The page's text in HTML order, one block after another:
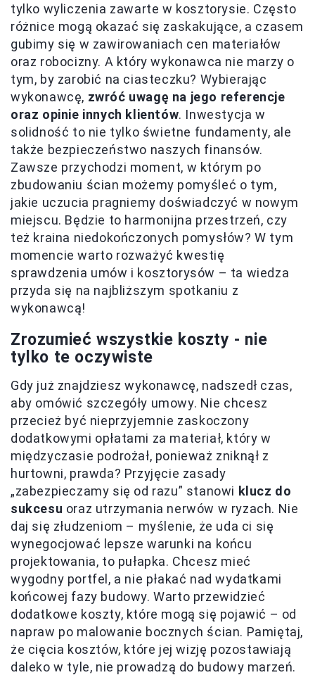
tylko wyliczenia zawarte w kosztorysie. Często
różnice mogą okazać się zaskakujące, a czasem
gubimy się w zawirowaniach cen materiałów
oraz robocizny. A który wykonawca nie marzy o
tym, by zarobić na ciasteczku? Wybierając
wykonawcę, zwróć uwagę na jego referencje
oraz opinie innych klientów. Inwestycja w
solidność to nie tylko świetne fundamenty, ale
także bezpieczeństwo naszych finansów.
Zawsze przychodzi moment, w którym po
zbudowaniu ścian możemy pomyśleć o tym,
jakie uczucia pragniemy doświadczyć w nowym
miejscu. Będzie to harmonijna przestrzeń, czy
też kraina niedokończonych pomysłów? W tym
momencie warto rozważyć kwestię
sprawdzenia umów i kosztorysów – ta wiedza
przyda się na najbliższym spotkaniu z
wykonawcą!
Zrozumieć wszystkie koszty - nie
tylko te oczywiste
Gdy już znajdziesz wykonawcę, nadszedł czas,
aby omówić szczegóły umowy. Nie chcesz
przecież być nieprzyjemnie zaskoczony
dodatkowymi opłatami za materiał, który w
międzyczasie podrożał, ponieważ zniknął z
hurtowni, prawda? Przyjęcie zasady
„zabezpieczamy się od razu” stanowi klucz do
sukcesu oraz utrzymania nerwów w ryzach. Nie
daj się złudzeniom – myślenie, że uda ci się
wynegocjować lepsze warunki na końcu
projektowania, to pułapka. Chcesz mieć
wygodny portfel, a nie płakać nad wydatkami
końcowej fazy budowy. Warto przewidzieć
dodatkowe koszty, które mogą się pojawić – od
napraw po malowanie bocznych ścian. Pamiętaj,
że cięcia kosztów, które jej wizję pozostawiają
daleko w tyle, nie prowadzą do budowy marzeń.